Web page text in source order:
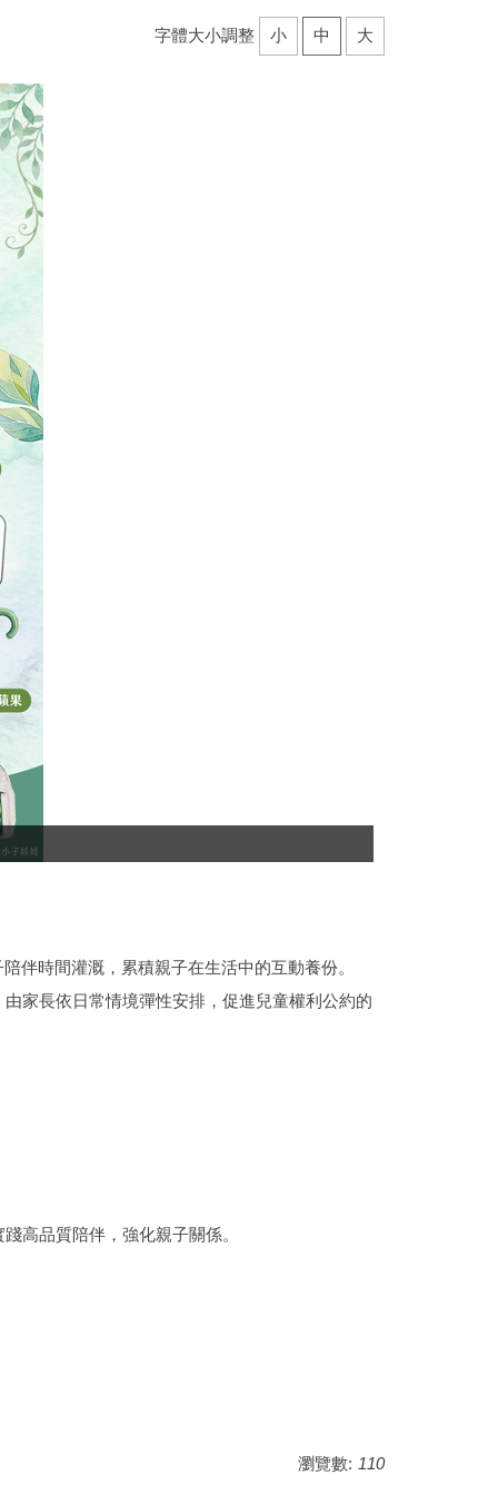
字體大小調整 小 中 大
伴時間灌溉，累積親子在生活中的互動養份。
家長依日常情境彈性安排，促進兒童權利公約的
高品質陪伴，強化親子關係。
瀏覽數: 110